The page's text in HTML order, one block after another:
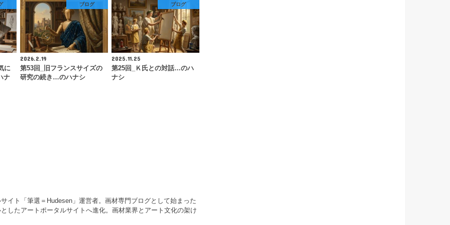
に
ナ
ブログ
2026.2.19
第53回_旧フランスサイズの
研究の続き…のハナシ
ブログ
2025.11.25
第25回_Ｋ氏との対話…のハ
ナシ
イト「筆選＝Hudesen」運営者。画材専門ブログとして始まった
したアートポータルサイトへ進化。画材業界とアート文化の架け